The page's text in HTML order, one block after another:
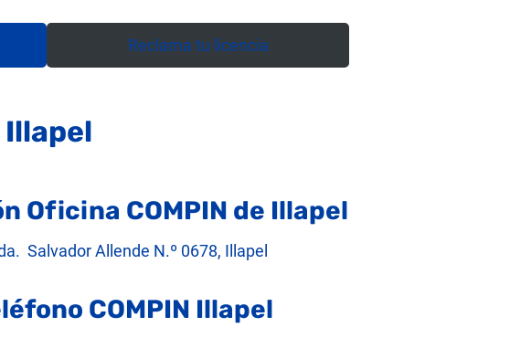
Reclama tu licencia
Illapel
Oficina COMPIN de Illapel
Salvador Allende N.º 0678, Illapel
COMPIN Illapel